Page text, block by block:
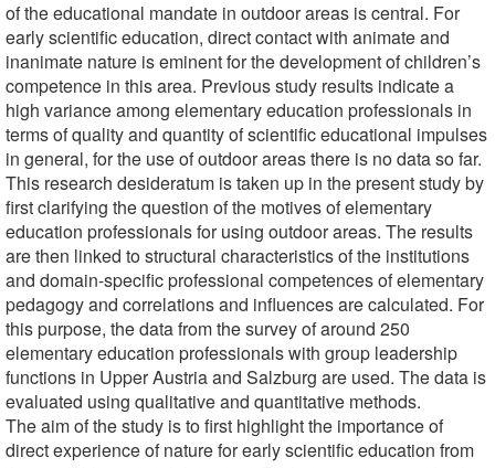
of the educational mandate in outdoor areas is central. For
early scientific education, direct contact with animate and
inanimate nature is eminent for the development of children’s
competence in this area. Previous study results indicate a
high variance among elementary education professionals in
terms of quality and quantity of scientific educational impulses
in general, for the use of outdoor areas there is no data so far.
This research desideratum is taken up in the present study by
first clarifying the question of the motives of elementary
education professionals for using outdoor areas. The results
are then linked to structural characteristics of the institutions
and domain-specific professional competences of elementary
pedagogy and correlations and influences are calculated. For
this purpose, the data from the survey of around 250
elementary education professionals with group leadership
functions in Upper Austria and Salzburg are used. The data is
evaluated using qualitative and quantitative methods.
The aim of the study is to first highlight the importance of
direct experience of nature for early scientific education from